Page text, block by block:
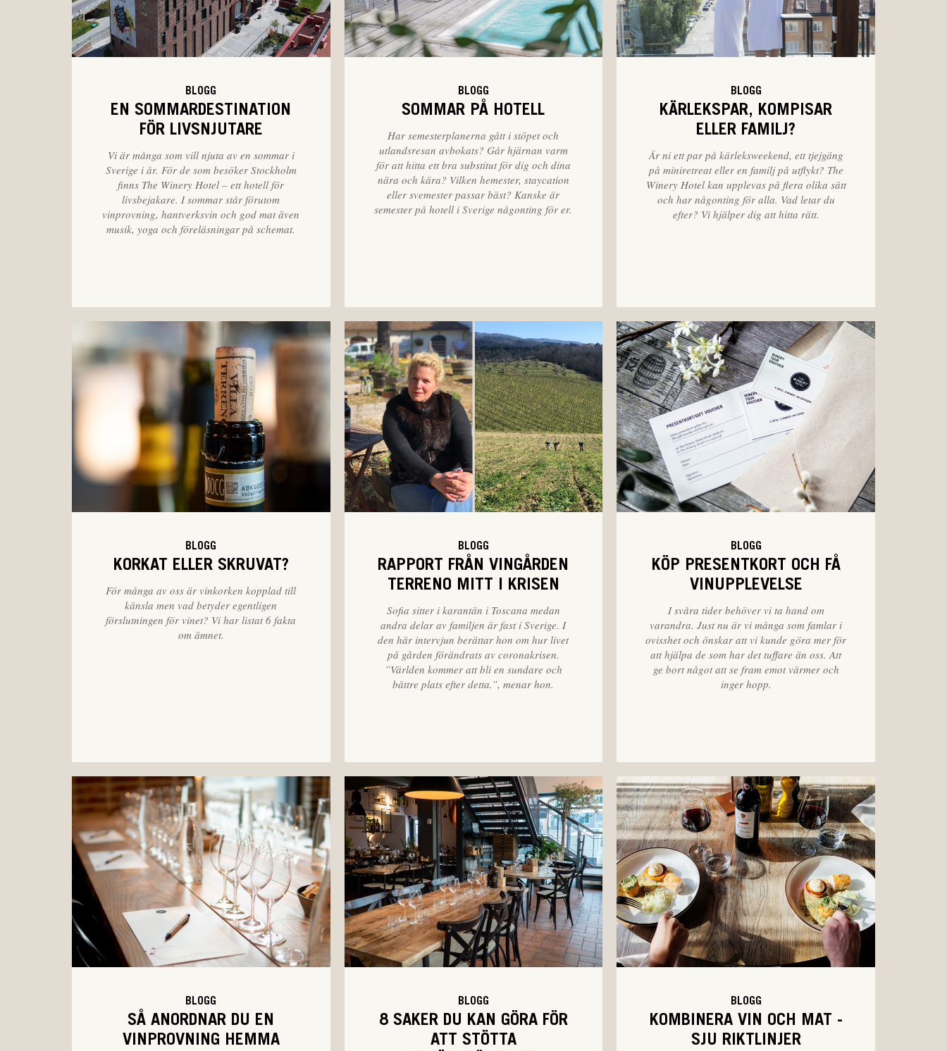
BLOGG
EN SOMMARDESTINATION
FÖR LIVSNJUTARE
Vi är många som vill njuta av en sommar i
Sverige i år. För de som besöker Stockholm
finns The Winery Hotel – ett hotell för
livsbejakare. I sommar står förutom
vinprovning, hantverksvin och god mat även
musik, yoga och föreläsningar på schemat.
BLOGG
SOMMAR PÅ HOTELL
Har semesterplanerna gått i stöpet och
utlandsresan avbokats? Går hjärnan varm
för att hitta ett bra substitut för dig och dina
nära och kära? Vilken hemester, staycation
eller svemester passar bäst? Kanske är
semester på hotell i Sverige någonting för er.
BLOGG
KÄRLEKSPAR, KOMPISAR
ELLER FAMILJ?
Är ni ett par på kärleksweekend, ett tjejgäng
på miniretreat eller en familj på utflykt? The
Winery Hotel kan upplevas på flera olika sätt
och har någonting för alla. Vad letar du
efter? Vi hjälper dig att hitta rätt.
BLOGG
KORKAT ELLER SKRUVAT?
För många av oss är vinkorken kopplad till
känsla men vad betyder egentligen
förslutningen för vinet? Vi har listat 6 fakta
om ämnet.
BLOGG
RAPPORT FRÅN VINGÅRDEN
TERRENO MITT I KRISEN
Sofia sitter i karantän i Toscana medan
andra delar av familjen är fast i Sverige. I
den här intervjun berättar hon om hur livet
på gården förändrats av coronakrisen.
”Världen kommer att bli en sundare och
bättre plats efter detta.”, menar hon.
BLOGG
KÖP PRESENTKORT OCH FÅ
VINUPPLEVELSE
I svåra tider behöver vi ta hand om
varandra. Just nu är vi många som famlar i
ovisshet och önskar att vi kunde göra mer för
att hjälpa de som har det tuffare än oss. Att
ge bort något att se fram emot värmer och
inger hopp.
BLOGG
SÅ ANORDNAR DU EN
VINPROVNING HEMMA
BLOGG
8 SAKER DU KAN GÖRA FÖR
ATT STÖTTA
BLOGG
KOMBINERA VIN OCH MAT -
SJU RIKTLINJER